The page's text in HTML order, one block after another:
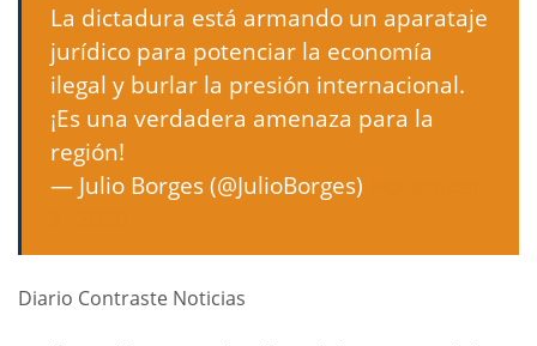
La dictadura está armando un aparataje
jurídico para potenciar la economía
ilegal y burlar la presión internacional.
¡Es una verdadera amenaza para la
región!
— Julio Borges (@JulioBorges)
Diario Contraste Noticias